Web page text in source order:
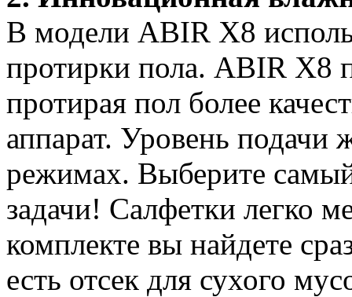
В модели ABIR X8
протирки пола. ABIR X8
протирая пол более
аппарат. Уровень подачи
режимах. Выберите
задачи! Салфетки легко
комплекте вы найдете
есть отсек для сухого